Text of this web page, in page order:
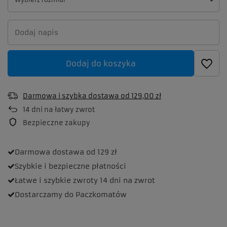
Dodaj do koszyka
Darmowa i szybka dostawa od 129,00 zł
14 dni na łatwy zwrot
Bezpieczne zakupy
Darmowa dostawa od 129 zł
Szybkie i bezpieczne płatności
Łatwe i szybkie zwroty 14 dni na zwrot
Dostarczamy do Paczkomatów